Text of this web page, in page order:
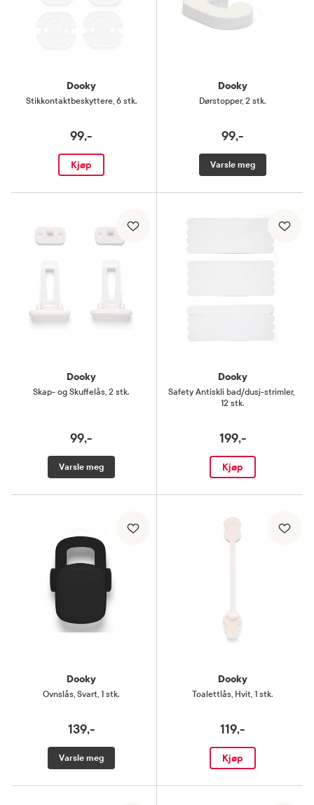
Dooky
Stikkontaktbeskyttere, 6 stk.
99,-
Kjøp
Dooky
Dørstopper, 2 stk.
99,-
Varsle meg
Dooky
Skap- og Skuffelås, 2 stk.
99,-
Varsle meg
Dooky
Safety Antiskli bad/dusj-strimler,
12 stk.
199,-
Kjøp
Dooky
Ovnslås, Svart, 1 stk.
139,-
Varsle meg
Dooky
Toalettlås, Hvit, 1 stk.
119,-
Kjøp